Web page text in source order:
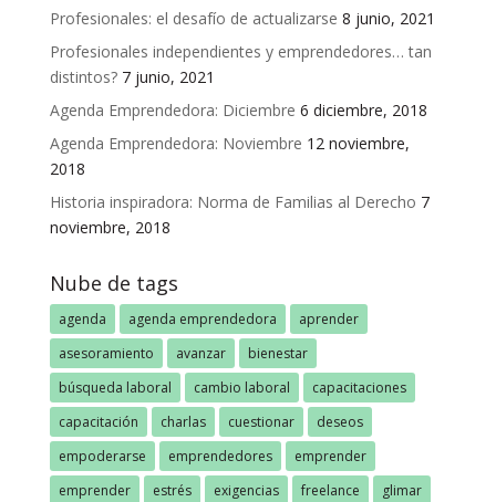
Profesionales: el desafío de actualizarse 8 junio, 2021
Profesionales independientes y emprendedores… tan
distintos? 7 junio, 2021
Agenda Emprendedora: Diciembre 6 diciembre, 2018
Agenda Emprendedora: Noviembre 12 noviembre,
2018
Historia inspiradora: Norma de Familias al Derecho 7
noviembre, 2018
Nube de tags
agenda agenda emprendedora
aprender
asesoramiento
avanzar
bienestar
búsqueda laboral
cambio laboral
capacitaciones
capacitación
charlas cuestionar
deseos
empoderarse
emprendedores
emprender
emprender
estrés exigencias freelance
glimar